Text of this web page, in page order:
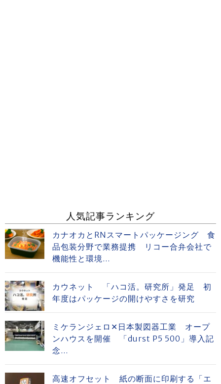
人気記事ランキング
カナオカとRNスマートパッケージング 食
品包装分野で業務提携 リコー合弁会社で
機能性と環境...
カウネット 「ハコ活。研究所」発足 初
年度はパッケージの開けやすさを研究
ミケランジェロ✕日本製図器工業 オープ
ンハウスを開催 「durst P5 500」導入記
念...
高速オフセット 紙の断面に印刷する「エ